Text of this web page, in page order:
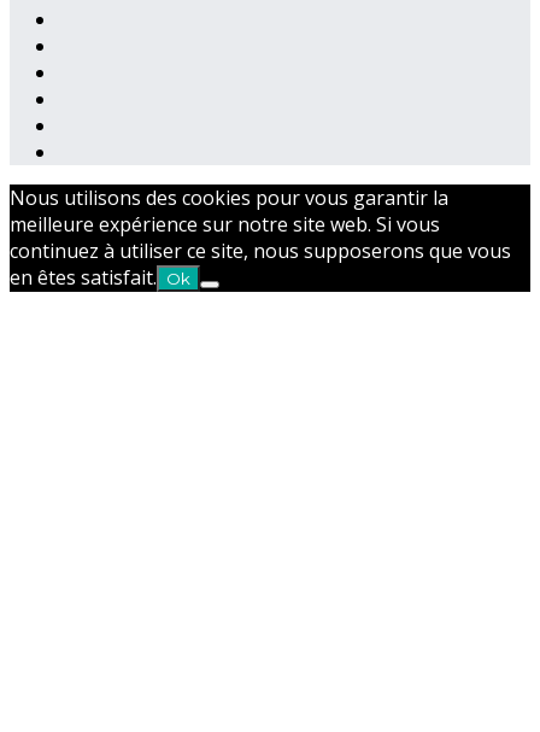
Nous utilisons des cookies pour vous garantir la
meilleure expérience sur notre site web. Si vous
continuez à utiliser ce site, nous supposerons que vous
en êtes satisfait.
Ok